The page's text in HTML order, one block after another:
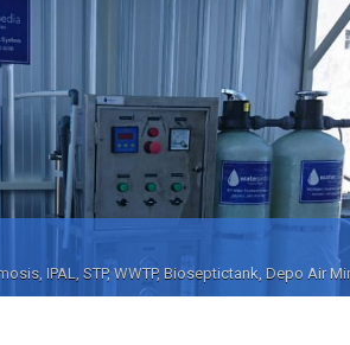
IPAL, STP, WWTP, Bioseptictank, Depo Air